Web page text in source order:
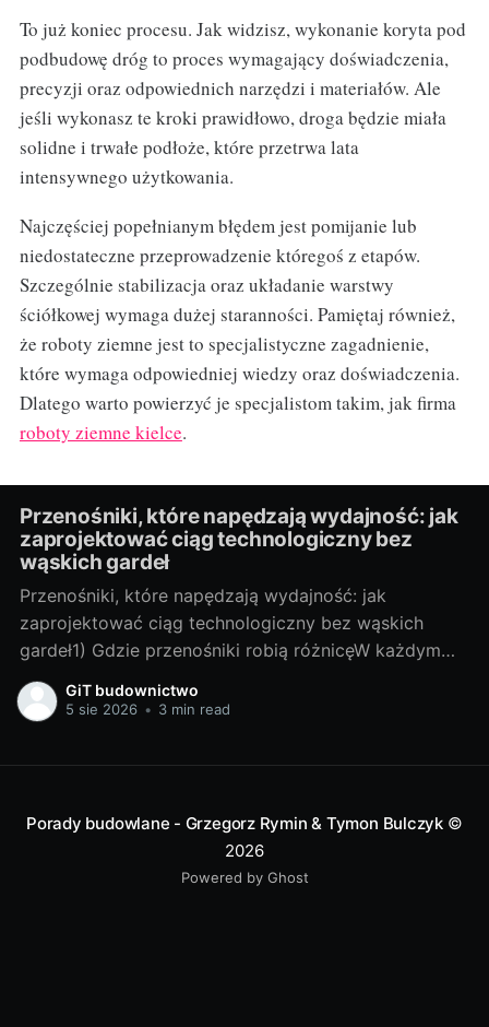
To już koniec procesu. Jak widzisz, wykonanie koryta pod
podbudowę dróg to proces wymagający doświadczenia,
precyzji oraz odpowiednich narzędzi i materiałów. Ale
jeśli wykonasz te kroki prawidłowo, droga będzie miała
solidne i trwałe podłoże, które przetrwa lata
intensywnego użytkowania.
Najczęściej popełnianym błędem jest pomijanie lub
niedostateczne przeprowadzenie któregoś z etapów.
Szczególnie stabilizacja oraz układanie warstwy
ściółkowej wymaga dużej staranności. Pamiętaj również,
że roboty ziemne jest to specjalistyczne zagadnienie,
które wymaga odpowiedniej wiedzy oraz doświadczenia.
Dlatego warto powierzyć je specjalistom takim, jak firma
roboty ziemne kielce.
Przenośniki, które napędzają wydajność: jak
zaprojektować ciąg technologiczny bez
wąskich gardeł
Przenośniki, które napędzają wydajność: jak
zaprojektować ciąg technologiczny bez wąskich
gardeł1) Gdzie przenośniki robią różnicęW każdym
zakładzie, w którym materiał trzeba przesunąć z
punktu A do B, przenośniki decydują o tempie i
GiT budownictwo
5 sie 2026 • 3 min read
Porady budowlane - Grzegorz Rymin & Tymon Bulczyk©
2026
Powered by Ghost